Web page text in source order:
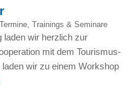
Termine, Trainings & Seminare
laden wir herzlich zur
mit dem Tourismus-
wir zu einem Workshop